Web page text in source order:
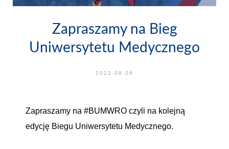
Zapraszamy na Bieg
Uniwersytetu Medycznego
2022-08-26
Zapraszamy na #BUMWRO czyli na kolejną
edycję Biegu Uniwersytetu Medycznego.